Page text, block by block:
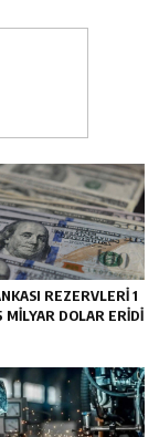
REZERVLERI 1
MILYAR DOLAR ERIDI